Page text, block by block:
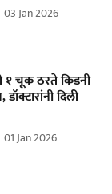
03 Jan 2026
चूक ठरते किडनी
दिली
01 Jan 2026